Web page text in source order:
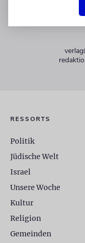
RESSORTS
Politik
Jüdische Welt
Israel
Unsere Woche
Kultur
Religion
Gemeinden